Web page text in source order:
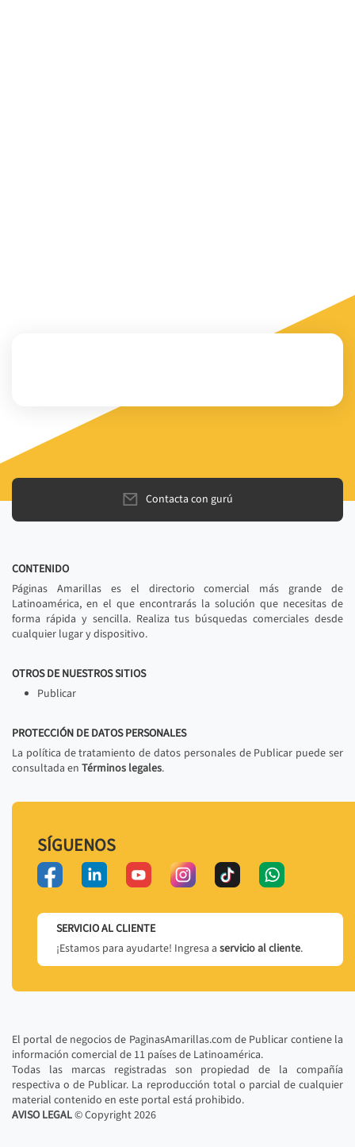
Contacta con gurú
CONTENIDO
Páginas Amarillas es el directorio comercial más grande de
Latinoamérica, en el que encontrarás la solución que necesitas de
forma rápida y sencilla. Realiza tus búsquedas comerciales desde
cualquier lugar y dispositivo.
OTROS DE NUESTROS SITIOS
Publicar
PROTECCIÓN DE DATOS PERSONALES
La política de tratamiento de datos personales de Publicar puede ser
consultada en Términos legales.
SÍGUENOS
SERVICIO AL CLIENTE
¡Estamos para ayudarte! Ingresa a servicio al cliente.
El portal de negocios de PaginasAmarillas.com de Publicar contiene la
información comercial de 11 países de Latinoamérica.
Todas las marcas registradas son propiedad de la compañía
respectiva o de Publicar. La reproducción total o parcial de cualquier
material contenido en este portal está prohibido.
AVISO LEGAL© Copyright2026